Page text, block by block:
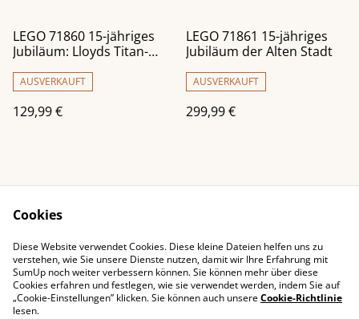
LEGO 71860 15-jähriges
Jubiläum: Lloyds Titan-
AUSVERKAUFT
129,99 €
LEGO 71861 15-jähriges
Jubiläum der Alten Stadt
AUSVERKAUFT
299,99 €
Impressum
Kontaktieren Sie uns
Rechtliche
Bestimmungen
Datenschutzbestimm
ungen von SumUp
Cookie-Richtlinie
Cookies
Diese Website verwendet Cookies. Diese kleine Dateien helfen uns zu
verstehen, wie Sie unsere Dienste nutzen, damit wir Ihre Erfahrung mit
SumUp noch weiter verbessern können. Sie können mehr über diese
Cookies erfahren und festlegen, wie sie verwendet werden, indem Sie auf
„Cookie-Einstellungen” klicken. Sie können auch unsereCookie-Richtlinie
lesen.